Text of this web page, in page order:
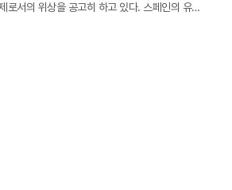
로서의 위상을 공고히 하고 있다. 스페인의 유